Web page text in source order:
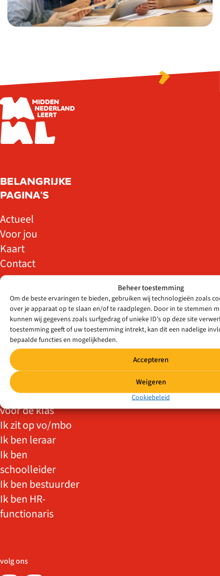
Beheer toestemming
Om de beste ervaringen te bieden, gebruiken wij technologieën zoals
over je apparaat op te slaan en/of te raadplegen. Door in te stemmen
kunnen wij gegevens zoals surfgedrag of unieke ID's op deze site
toestemming geeft of uw toestemming intrekt, kan dit een nadelige
bepaalde functies en mogelijkheden.
Accepteren
Weigeren
Cookiebeleid
volg ons
BELANGRIJKE
PAGINA'S
Actueel
Voor jou
Kaart
Contact
DOELGROEPEN
Ik ben zij-
instromer
Ik ben
statushouder
Ik wil meer/weer
voor de klas
Ik zit op vo/mbo
Ik ben leraar
Ik ben
schoolleider
Ik ben bestuurder
Ik ben HR-
functionaris